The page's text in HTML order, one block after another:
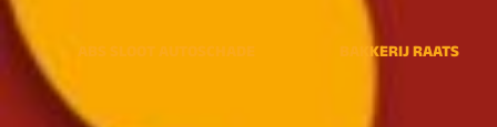
ABS SLOOT AUTOSCHADE BAKKERIJ RAATS